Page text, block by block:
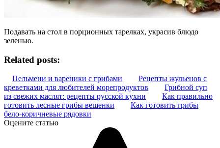
Подавать на стол в порционных тарелках, украсив блюдо
зеленью.
Related posts:
Пельмени и вареники с грибами
Рецепты жульенов с
креветками для любителей морепродуктов
Грибной суп
из свежих маслят: рецепты русской кухни
Как правильно
готовить лесные грибы вешенки
Как готовить грибы
бело-коричневые рядовки
Оцените статью